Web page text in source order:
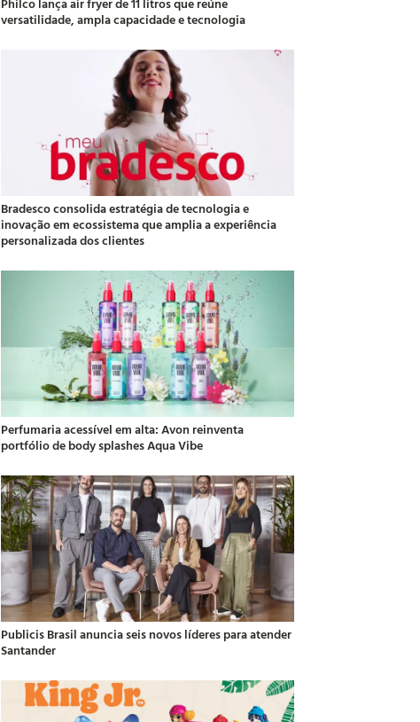
versatilidade, ampla capacidade e tecnologia
Bradesco consolida estratégia de tecnologia e
inovação em ecossistema que amplia a experiência
personalizada dos clientes
Perfumaria acessível em alta: Avon reinventa
portfólio de body splashes Aqua Vibe
Publicis Brasil anuncia seis novos líderes para atender
Santander